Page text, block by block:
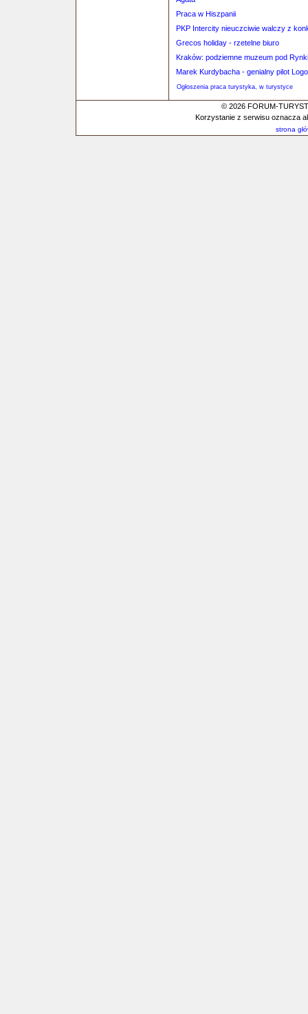
Praca w Hiszpanii
PKP Intercity nieuczciwie walczy z
Grecos holiday - rzetelne biuro
Kraków: podziemne muzeum pod
Marek Kurdybacha - genialny pilot
Ogłoszenia praca turystyka, w turystyce
© 2026 FORUM-
Korzystanie z serwisu oznacza
strona